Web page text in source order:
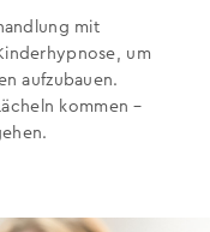
mit
um
aufzubauen.
kommen –